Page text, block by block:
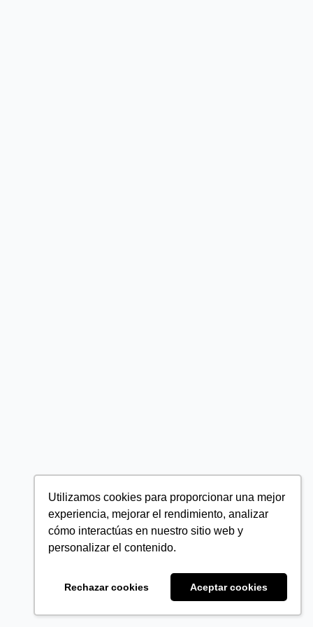
Utilizamos cookies para proporcionar una mejor
experiencia, mejorar el rendimiento, analizar
cómo interactúas en nuestro sitio web y
personalizar el contenido.
Rechazar cookies Aceptar cookies